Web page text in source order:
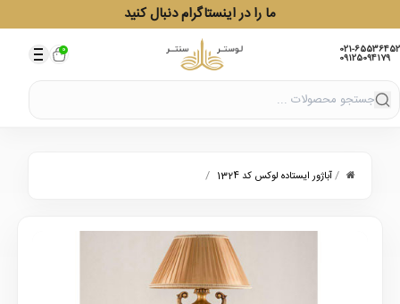
ما را در اینستاگرام دنبال کنید
021-65536452
09125094179
0
/آباژور ایستاده لوکس کد 1324 /